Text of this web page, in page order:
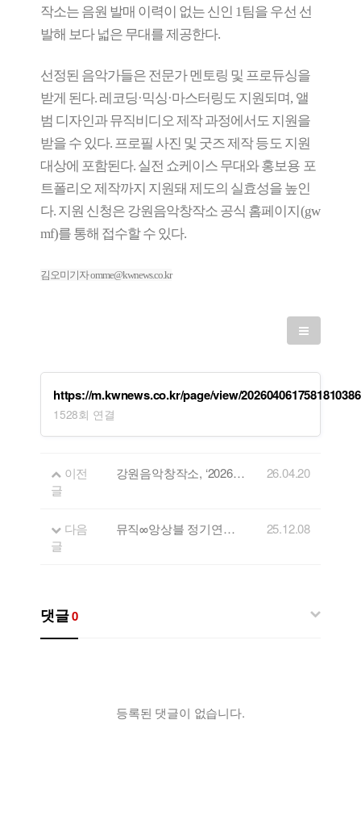
작소는 음원 발매 이력이 없는 신인 1팀을 우선 선
발해 보다 넓은 무대를 제공한다.
선정된 음악가들은 전문가 멘토링 및 프로듀싱을
받게 된다. 레코딩·믹싱·마스터링도 지원되며, 앨
범 디자인과 뮤직비디오 제작 과정에서도 지원을
받을 수 있다. 프로필 사진 및 굿즈 제작 등도 지원
대상에 포함된다. 실전 쇼케이스 무대와 홍보용 포
트폴리오 제작까지 지원돼 제도의 실효성을 높인
다. 지원 신청은 강원음악창작소 공식 홈페이지(gw
mf)를 통해 접수할 수 있다.
김오미기자 omme@kwnews.co.kr
https://m.kwnews.co.kr/page/view/2026040617581810386
1528회 연결
이전
글
강원음악창작소, ‘2026년 음원제작지원사업’ 뮤지션 모집 26.04.20
다음
글
뮤직∞앙상블 정기연주회 25.12.08
댓글0
등록된 댓글이 없습니다.